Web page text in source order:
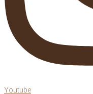
Youtube